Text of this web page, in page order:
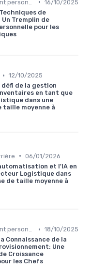
• 16/10/2025
de
Tremplin de
pour les
• 12/10/2025
de la gestion
en tant que
dans une
taille moyenne à
• 06/01/2026
et l'IA en
Logistique dans
de taille moyenne à
Développement personnel • 18/10/2025
Connaissance de la
Une
Croissance
les Chefs